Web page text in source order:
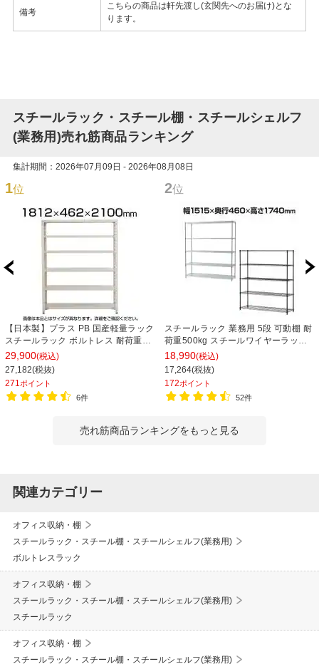
備考
こちらの商品は軒先渡し(玄関先へのお届け)とな
ります。
スチールラック・スチール棚・スチールシェルフ
(業務用)売れ筋商品ランキング
集計期間：2026年07月09日 - 2026年08月08日
1位
【日本製】プラス PB 国産軽量ラック
スチールラック ボルトレス 耐荷重
150kg/段 天地6段 幅1812×奥行462×
高さ2100mm スチール棚 スチールシ
ェルフ 収納棚 オープンラック 収納ラ
ック
29,900(税込)
27,182(税抜)
271 ポイント
6件
2位
スチールラック 業務用 5段 可動棚 耐
荷重500kg スチールワイヤーラック
シェルゴ 幅1515×奥行460×高さ
1740mm
18,990(税込)
17,264(税抜)
172ポイント
52件
売れ筋商品ランキングをもっと見る
関連カテゴリー
オフィス収納・棚
スチールラック・スチール棚・スチールシェルフ(業務用)
ボルトレスラック
オフィス収納・棚
スチールラック・スチール棚・スチールシェルフ(業務用)
スチールラック
オフィス収納・棚
スチールラック・スチール棚・スチールシェルフ(業務用)